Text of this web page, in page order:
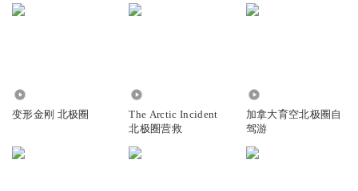
0
变形金刚 北极圈
The Arctic Incident
北极圈营救
加拿大育空北极圈自
驾游